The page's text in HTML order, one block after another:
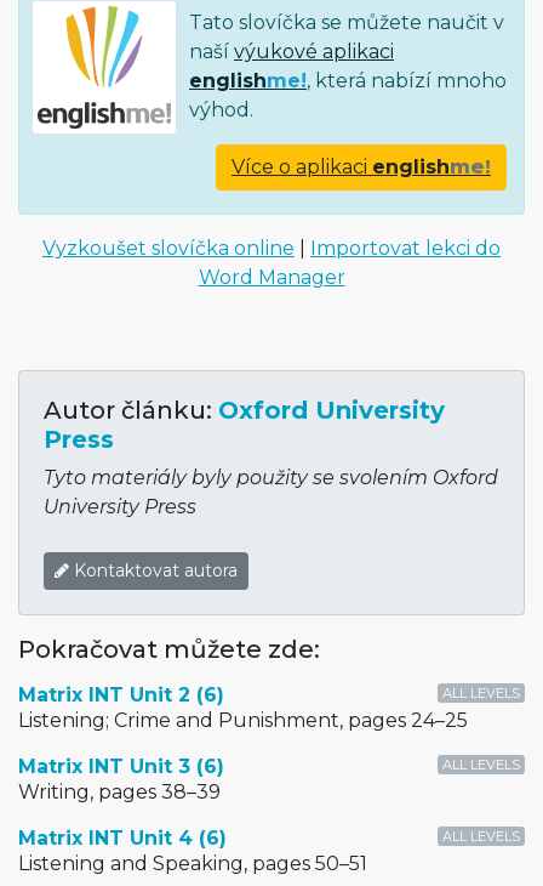
Tato slovíčka se můžete naučit v
naší výukové aplikaci
englishme!, která nabízí mnoho
výhod.
Více o aplikaci englishme!
Vyzkoušet slovíčka online
Importovat lekci do
Word Manager
Autor článku: Oxford University
Press
Tyto materiály byly použity se svolením Oxford
University Press
Kontaktovat autora
Pokračovat můžete zde:
ALL LEVELS
Matrix INT Unit 2 (6)
Listening; Crime and Punishment, pages 24–25
ALL LEVELS
Matrix INT Unit 3 (6)
Writing, pages 38–39
ALL LEVELS
Matrix INT Unit 4 (6)
Listening and Speaking, pages 50–51